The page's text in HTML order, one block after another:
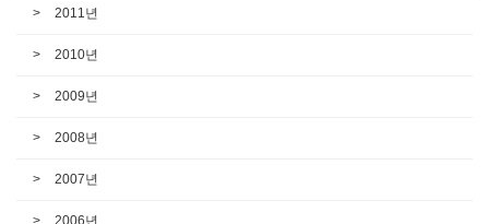
2011년
2010년
2009년
2008년
2007년
2006년